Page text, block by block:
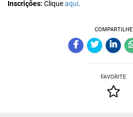
Inscrições: Cliqueaqui.
COMPARTILHE
FAVORITE